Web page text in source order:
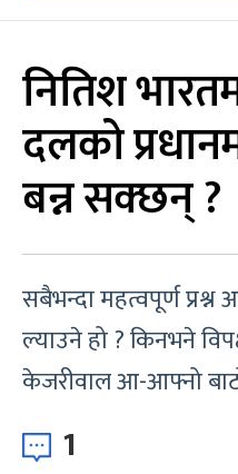
नितिश
दलको
बन्न सक्छन् ?
सबैभन्दा महत्वपूर्ण
ल्याउने हो ? किनभने
केजरीवाल आ-आफ्नो
1